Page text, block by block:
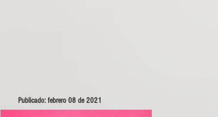
Publicado: febrero 08 de 2021